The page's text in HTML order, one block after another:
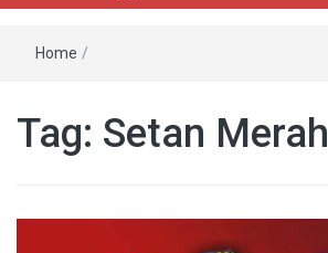
Home /
Tag: Setan Merah